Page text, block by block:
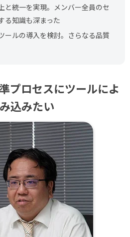
と統一を実現。メンバー全員のセ
る知識も深まった
ールの導入を検討。さらなる品質
プロセスにツールによ
込みたい